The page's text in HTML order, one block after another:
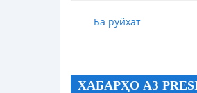
Ба рӯйхат
ХАБАРҲО АЗ